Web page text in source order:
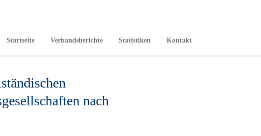
Startseite Verbandsberichte Statistiken Kontakt
nach